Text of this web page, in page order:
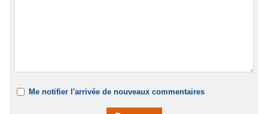
Me notifier l'arrivée de nouveaux commentaires